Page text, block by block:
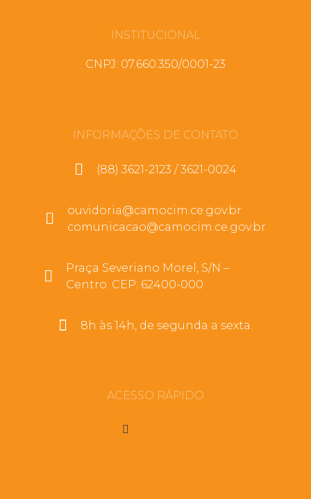
INSTITUCIONAL
CNPJ: 07.660.350/0001-23
INFORMAÇÕES DE CONTATO
(88) 3621-2123 / 3621-0024
ouvidoria@camocim.ce.gov.br
comunicacao@camocim.ce.gov.br
Praça Severiano Morel, S/N –
Centro. CEP: 62400-000
8h às 14h, de segunda a sexta.
ACESSO RÁPIDO